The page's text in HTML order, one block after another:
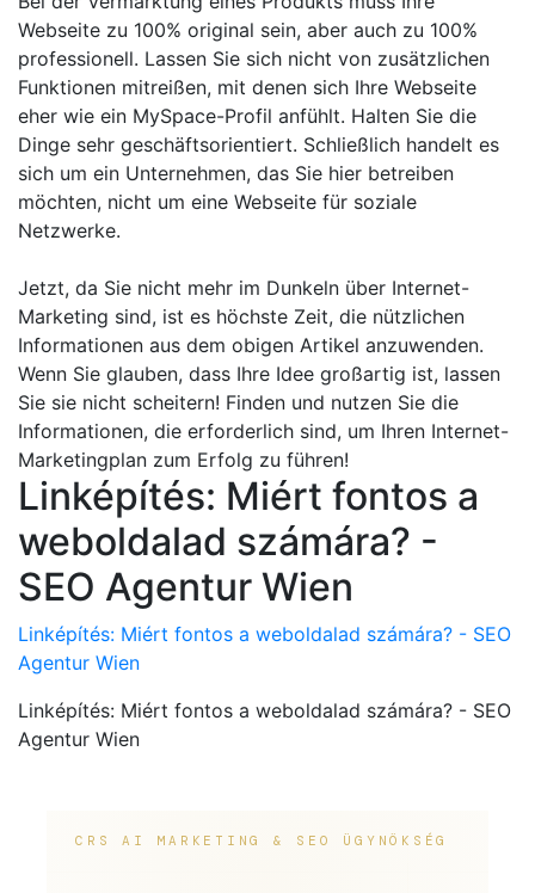
Webseite zu 100% original sein, aber auch zu 100%
professionell. Lassen Sie sich nicht von zusätzlichen
Funktionen mitreißen, mit denen sich Ihre Webseite
eher wie ein MySpace-Profil anfühlt. Halten Sie die
Dinge sehr geschäftsorientiert. Schließlich handelt es
sich um ein Unternehmen, das Sie hier betreiben
möchten, nicht um eine Webseite für soziale
Netzwerke.
Jetzt, da Sie nicht mehr im Dunkeln über Internet-
Marketing sind, ist es höchste Zeit, die nützlichen
Informationen aus dem obigen Artikel anzuwenden.
Wenn Sie glauben, dass Ihre Idee großartig ist, lassen
Sie sie nicht scheitern! Finden und nutzen Sie die
Informationen, die erforderlich sind, um Ihren Internet-
Marketingplan zum Erfolg zu führen!
Linképítés: Miért fontos a
weboldalad számára? -
SEO Agentur Wien
Linképítés: Miért fontos a weboldalad számára? - SEO
Agentur Wien
Linképítés: Miért fontos a weboldalad számára? - SEO
Agentur Wien